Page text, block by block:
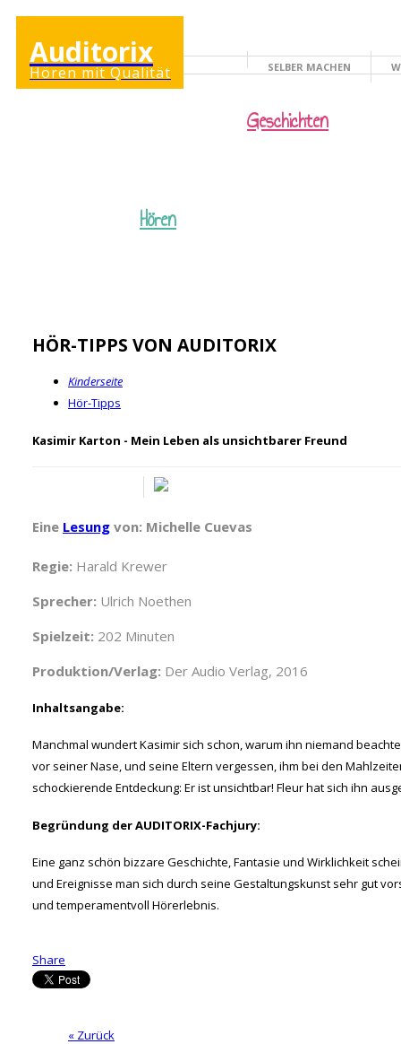
Auditorix
Hören mit Qualität KINDERSEITE
SELBER MACHEN
Hören
Geschichten
HÖR-TIPPS VON AUDITORIX
Kinderseite
Hör-Tipps
Kasimir Karton - Mein Leben als unsichtbarer Freund
Eine Lesung von: Michelle Cuevas
Regie: Harald Krewer
Sprecher: Ulrich Noethen
Spielzeit: 202 Minuten
Produktion/Verlag: Der Audio Verlag, 2016
Inhaltsangabe:
Manchmal wundert Kasimir sich schon, warum ihn niemand
vor seiner Nase, und seine Eltern vergessen, ihm bei den
schockierende Entdeckung: Er ist unsichtbar! Fleur hat sich ihn
Begründung der AUDITORIX-Fachjury:
Eine ganz schön bizzare Geschichte, Fantasie und Wirklichkeit
und Ereignisse man sich durch seine Gestaltungskunst sehr gut
und temperamentvoll Hörerlebnis.
Share
« Zurück